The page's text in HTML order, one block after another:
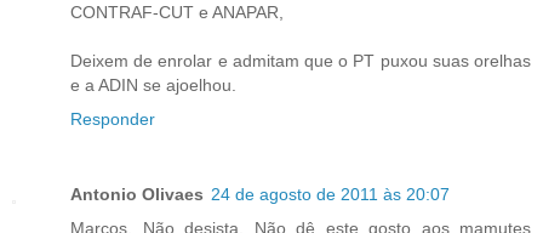
CONTRAF-CUT e ANAPAR,
Deixem de enrolar e admitam que o PT puxou suas orelhas
e a ADIN se ajoelhou.
Responder
Antonio Olivaes 24 de agosto de 2011 às 20:07
Marcos, Não desista. Não dê este gosto aos mamutes